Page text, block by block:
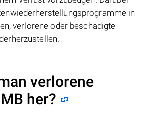
in
verlorene oder beschädigte
verlorene
her?